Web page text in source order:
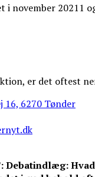
i november 20211
er det oftest
16, 6270 Tønder
Debatindlæg: